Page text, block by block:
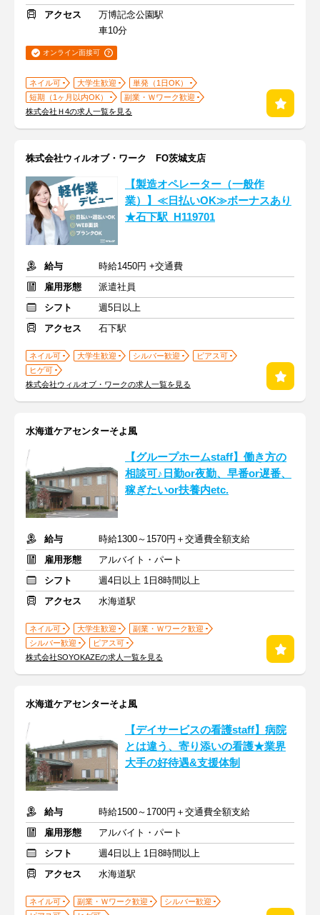
アクセス
万博記念公園駅
車10分
オンライン面接可
ネイル可 大学生歓迎
単発（1日OK）
短期（1ヶ月以内OK）
副業・Ｗワーク歓迎
株式会社Ｈ4の求人一覧を見る
株式会社ウィルオブ・ワーク FO茨城支店
【製造オペレーター（一般作
業）】≪日払いOK≫ボーナスあり
★石下駅_H119701
給与
時給1450円 +交通費
雇用形態
派遣社員
シフト
週5日以上
アクセス
石下駅
ネイル可 大学生歓迎 シルバー歓迎
ピアス可
ヒゲ可
株式会社ウィルオブ・ワークの求人一覧を見る
水海道ケアセンターそよ風
【グループホームstaff】働き方の
相談可♪日勤or夜勤、早番or遅番、
稼ぎたいor扶養内etc.
給与
時給1300～1570円＋交通費全額支給
雇用形態
アルバイト・パート
シフト
週4日以上 1日8時間以上
アクセス
水海道駅
ネイル可 大学生歓迎
副業・Ｗワーク歓迎
シルバー歓迎
ピアス可
株式会社SOYOKAZEの求人一覧を見る
水海道ケアセンターそよ風
【デイサービスの看護staff】病院
とは違う、寄り添いの看護★業界
大手の好待遇&支援体制
給与
時給1500～1700円＋交通費全額支給
雇用形態
アルバイト・パート
シフト
週4日以上 1日8時間以上
アクセス
水海道駅
ネイル可 副業・Ｗワーク歓迎
シルバー歓迎